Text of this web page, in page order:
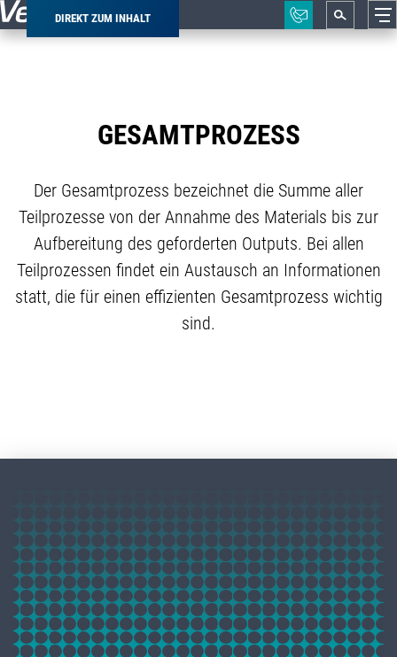
DIREKT ZUM INHALT
Pfadnavigation
GESAMTPROZESS
Der Gesamtprozess bezeichnet die Summe aller
Teilprozesse von der Annahme des Materials bis zur
Aufbereitung des geforderten Outputs. Bei allen
Teilprozessen findet ein Austausch an Informationen
statt, die für einen effizienten Gesamtprozess wichtig
sind.